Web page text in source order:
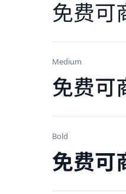
免费可
Medium
免费可
Bold
免费可